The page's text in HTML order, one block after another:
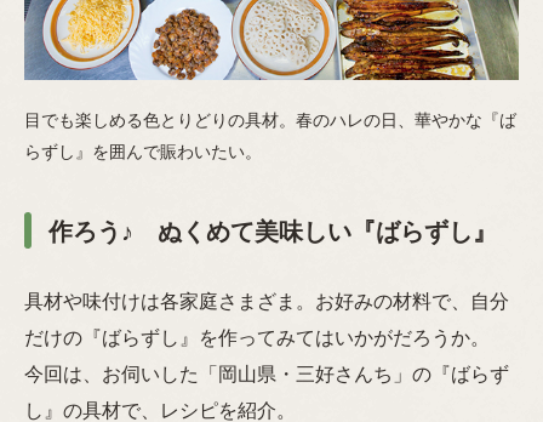
目でも楽しめる色とりどりの具材。春のハレの日、華やかな『ば
らずし』を囲んで賑わいたい。
作ろう♪ ぬくめて美味しい『ばらずし』
具材や味付けは各家庭さまざま。お好みの材料で、自分
だけの『ばらずし』を作ってみてはいかがだろうか。
今回は、お伺いした「岡山県・三好さんち」の『ばらず
し』の具材で、レシピを紹介。